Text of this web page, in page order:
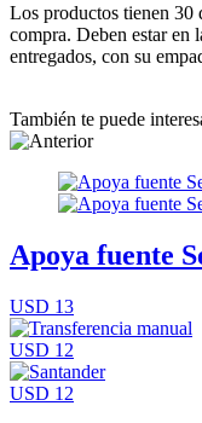
Los productos tienen 30
compra. Deben estar en
entregados, con su
También te puede
Apoya fuente
USD 13
USD 12
USD 12